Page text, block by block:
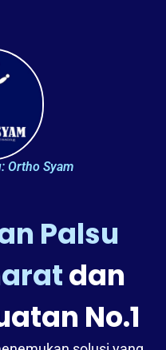
Ortho Syam
Palsu
dan
No.1